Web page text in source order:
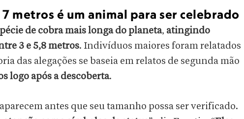
metros é um animal para ser celebrado
de cobra mais longa do planeta, atingindo
3 e 5,8 metros. Indivíduos maiores foram relatados
das alegações se baseia em relatos de segunda mão
logo após a descoberta.
antes que seu tamanho possa ser verificado.